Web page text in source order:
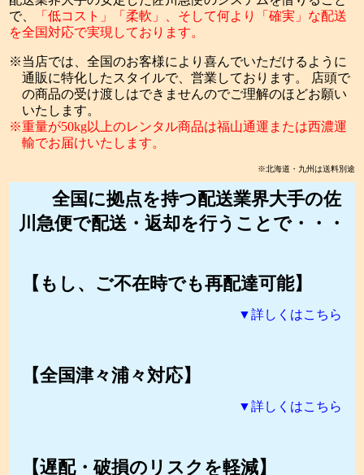
で、
「低コスト」「柔軟」、そして何より「確実」な配送
を全国対応で実現しております。
当店では、全国のお客様により喜んでいただけるように
通販に特化したスタイルで、営業しております。 店頭で
の商品の受け渡しはできませんのでご理解のほどお願い
いたします。
重量が50kg以上のレンタル商品は福山通運または西濃運
輸でお届けいたします。
※北海道・九州は送料別途
全国に拠点を持つ配送業界大手の佐
川急便で配送・返却を行うことで・・・
【もし、ご不在時でも再配達可能】
▼詳しくはこちら
【全国津々浦々対応】
▼詳しくはこちら
【遅配・破損のリスクを軽減】